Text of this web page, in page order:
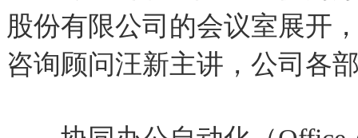
股份有限公司的会议室展开
咨询顾问汪新主讲，公司各